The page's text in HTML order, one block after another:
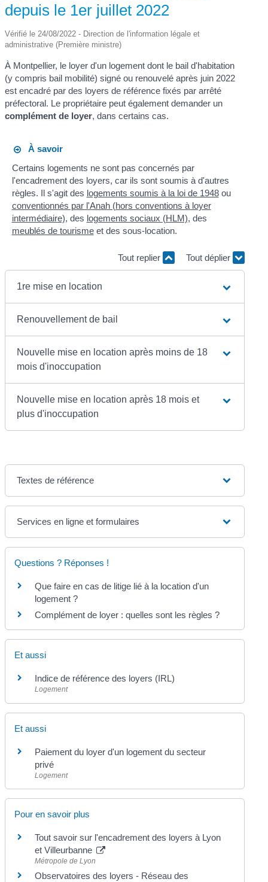
depuis le 1er juillet 2022
Vérifié le 24/08/2022 - Direction de l'information légale et
administrative (Première ministre)
À Montpellier, le loyer d'un logement dont le bail d'habitation
(y compris bail mobilité) signé ou renouvelé après juin 2022
est encadré par des loyers de référence fixés par arrêté
préfectoral. Le propriétaire peut également demander un
complément de loyer, dans certains cas.
À savoir
Certains logements ne sont pas concernés par
l'encadrement des loyers, car ils sont soumis à d'autres
règles. Il s'agit des logements soumis à la loi de 1948ou
conventionnés par l'Anah (hors conventions à loyer
intermédiaire), des logements sociaux (HLM), des
meublés de tourismeet des sous-location.
Tout replier Tout déplier
1re mise en location
Renouvellement de bail
Nouvelle mise en location après moins de 18
mois d'inoccupation
Nouvelle mise en location après 18 mois et
plus d'inoccupation
Textes de référence
Services en ligne et formulaires
Questions ? Réponses !
Que faire en cas de litige lié à la location d'un
logement ?
Complément de loyer : quelles sont les règles ?
Et aussi
Indice de référence des loyers (IRL)
Logement
Et aussi
Paiement du loyer d'un logement du secteur
privé
Logement
Pour en savoir plus
Tout savoir sur l'encadrement des loyers à Lyon
et Villeurbanne
Métropole de Lyon
Observatoires des loyers - Réseau des